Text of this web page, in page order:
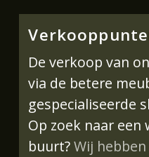
De verkoop van
via de betere
gespecialiseerde
Op zoek naar een
buurt?Wij